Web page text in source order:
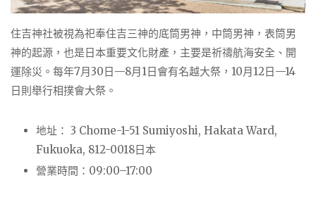
住吉神社被視為祀奉住吉三神的底筒男神，中筒男神，表筒男
神的起源，也是日本重要文化財產，主要是祈禱航海安全、開
運除災。每年7月30日—8月1日會有名越大祭，10月12日—14
日則舉行相撲會大祭。
地址： 3 Chome-1-51 Sumiyoshi, Hakata Ward,
Fukuoka, 812-0018日本
營業時間：09:00–17:00